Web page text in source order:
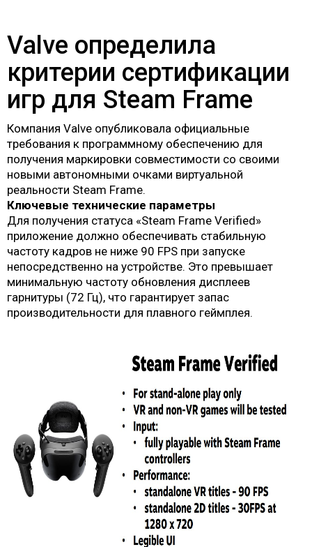
Valve определила
критерии сертификации
игр для Steam Frame
Компания Valve опубликовала официальные
требования к программному обеспечению для
получения маркировки совместимости со своими
новыми автономными очками виртуальной
реальности Steam Frame.
Ключевые технические параметры
Для получения статуса «Steam Frame Verified»
приложение должно обеспечивать стабильную
частоту кадров не ниже 90 FPS при запуске
непосредственно на устройстве. Это превышает
минимальную частоту обновления дисплеев
гарнитуры (72 Гц), что гарантирует запас
производительности для плавного геймплея.